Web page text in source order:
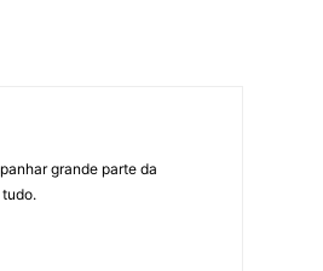
grande parte da
tudo.